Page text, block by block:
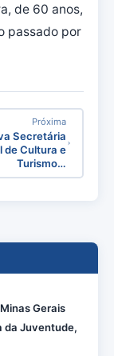
de 60 anos,
passado por
Próxima
Secretária
de Cultura e
Turismo…
Gerais
da Juventude,